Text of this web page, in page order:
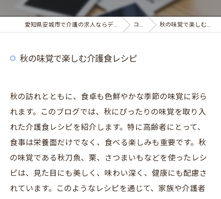
愛知県安城市で介護の求人ならデイサービス みなみの風 コラム 秋の味覚で楽しむ介護食レシピ
秋の味覚で楽しむ介護食レシピ
秋の訪れとともに、食卓も色鮮やかな季節の味覚に彩ら
れます。このブログでは、秋にぴったりの味覚を取り入
れた介護食レシピを紹介します。特に高齢者にとって、
食事は栄養面だけでなく、食べる楽しみも重要です。秋
の味覚である秋刀魚、栗、さつまいもなどを使ったレシ
ピは、見た目にも美しく、味わい深く、健康にも配慮さ
れています。このようなレシピを通じて、家族や介護者